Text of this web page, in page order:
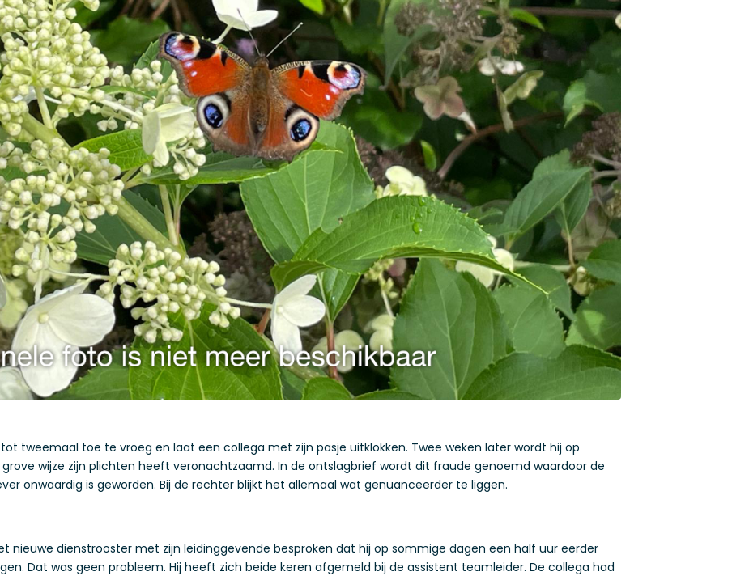
tweemaal toe te vroeg en laat een collega met zijn pasje uitklokken. Twee weken later wordt hij op
wijze zijn plichten heeft veronachtzaamd. In de ontslagbrief wordt dit fraude genoemd waardoor de
onwaardig is geworden. Bij de rechter blijkt het allemaal wat genuanceerder te liggen.
nieuwe dienstrooster met zijn leidinggevende besproken dat hij op sommige dagen een half uur eerder
Dat was geen probleem. Hij heeft zich beide keren afgemeld bij de assistent teamleider. De collega had